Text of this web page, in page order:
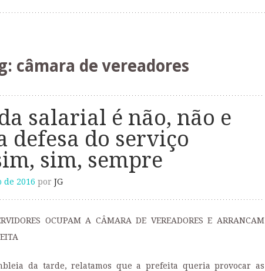
câmara de vereadores
salarial é não, não e
defesa do serviço
sim, sempre
de 2016 por JG
OCUPAM A CÂMARA DE VEREADORES E ARRANCAM
da tarde, relatamos que a prefeita queria provocar as